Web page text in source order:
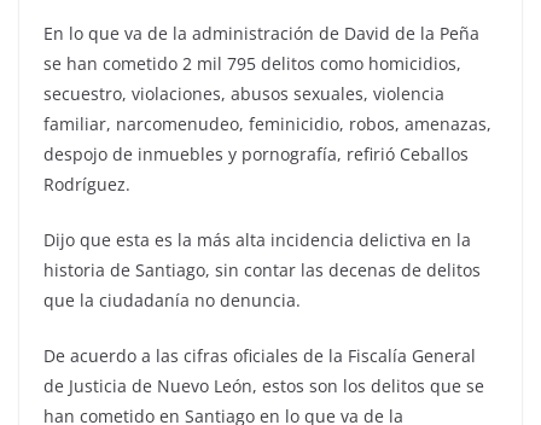
En lo que va de la administración de David de la Peña
se han cometido 2 mil 795 delitos como homicidios,
secuestro, violaciones, abusos sexuales, violencia
familiar, narcomenudeo, feminicidio, robos, amenazas,
despojo de inmuebles y pornografía, refirió Ceballos
Rodríguez.
Dijo que esta es la más alta incidencia delictiva en la
historia de Santiago, sin contar las decenas de delitos
que la ciudadanía no denuncia.
De acuerdo a las cifras oficiales de la Fiscalía General
de Justicia de Nuevo León, estos son los delitos que se
han cometido en Santiago en lo que va de la